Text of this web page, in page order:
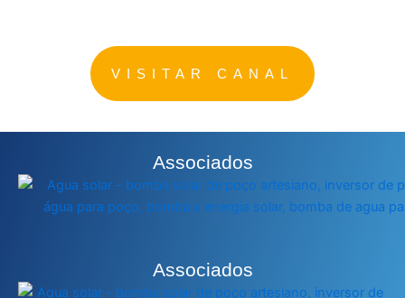
VISITAR CANAL
Associados
Associados